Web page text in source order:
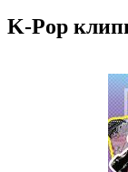
K-Pop